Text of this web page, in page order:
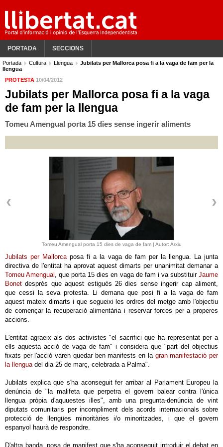
PORTADA SECCIONS
Portada Cultura Llengua
Jubilats per Mallorca posa fi a la vaga de fam per la
llengua
PROTESTA 10/04/2012
Jubilats per Mallorca posa fi a la vaga
de fam per la llengua
Tomeu Amengual porta 15 dies sense ingerir aliments
Tomeu Amengual porta 15 dies de vaga de fam | Autor: Arxiu
Jubilats per Mallorcaposa fi a la vaga de fam per la llengua. La junta
directiva de l'entitat ha aprovat aquest dimarts per unanimitat demanar a
Tomeu Amengual , que porta 15 dies en vaga de fam i va substituirJaume
Bonet després que aquest estigués 26 dies sense ingerir cap aliment,
que cessi la seva protesta. Li demana que posi fi a la vaga de fam
aquest mateix dimarts i que segueixi les ordres del metge amb l'objectiu
de començar la recuperació alimentària i reservar forces per a properes
accions.
L'entitat agraeix als dos activistes "el sacrifici que ha representat per a
ells aquesta acció de vaga de fam" i considera que "part del objectius
fixats per l'acció varen quedar ben manifests en la gran manifestació per
la llenguadel dia 25 de març, celebrada a Palma".
Jubilats explica que s'ha aconseguit fer arribar al Parlament Europeu la
denúncia de "la malifeta que perpetra el govern balear contra l'única
llengua pròpia d'aquuestes illes", amb una pregunta-denúncia de vint
diputats comunitaris per incompliment dels acords internacionals sobre
protecció de llengües minoritàries i/o minoritzades, i que el govern
espanyol haurà de respondre.
D'altra banda, posa de manifest que s'ha aconseguit introduir el debat en